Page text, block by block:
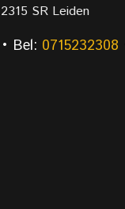
2315 SR Leiden
• Bel: 0715232308